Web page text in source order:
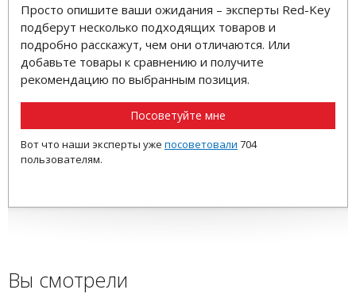
Просто опишите ваши ожидания – эксперты Red-Key
подберут несколько подходящих товаров и
подробно расскажут, чем они отличаются. Или
добавьте товары к сравнению и получите
рекомендацию по выбранным позиция.
Посоветуйте мне
Вот что наши эксперты уже посоветовали 704
пользователям.
Вы смотрели